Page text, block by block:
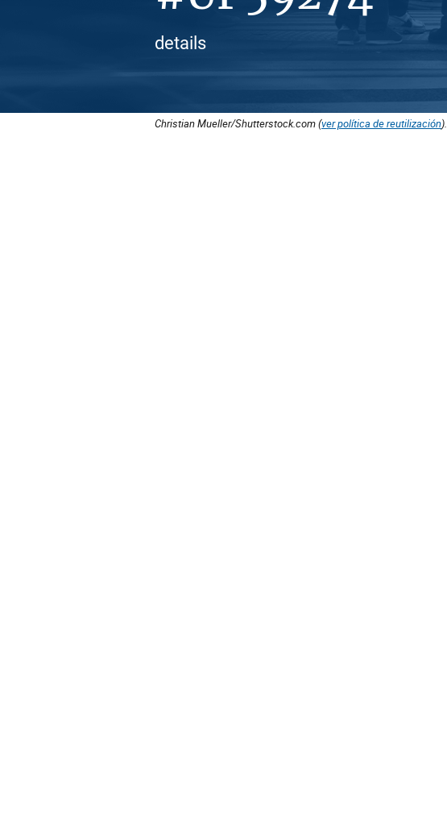
details
Christian Mueller/Shutterstock.com (ver política de reutilización).